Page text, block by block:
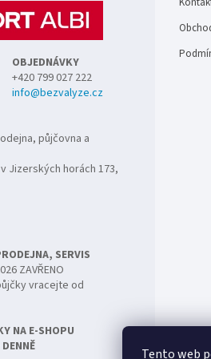
Tento web
OBJEDNÁVKY
+420 799 027 222
info@bezvalyze.cz
půjčovna a
Jizerských horách 173,
SERVIS
ZAVŘENO
vracejte od
NA E-SHOPU